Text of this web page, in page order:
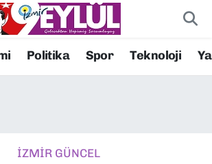
Politika Spor Teknoloji
İZMİR GÜNCEL
Eczaneler
Durumu ve Fikstür